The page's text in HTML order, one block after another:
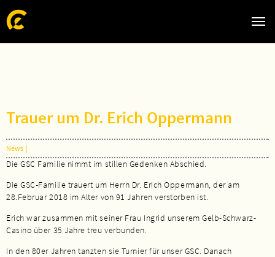
Zum Hauptinhalt springen
Skip to page footer
Trauer um Dr. Erich Oppermann
News |
Die GSC Familie nimmt im stillen Gedenken Abschied.
Die GSC-Familie trauert um Herrn Dr. Erich Oppermann, der am
28.Februar 2018 im Alter von 91 Jahren verstorben ist.
Erich war zusammen mit seiner Frau Ingrid unserem Gelb-Schwarz-
Casino über 35 Jahre treu verbunden.
In den 80er Jahren tanzten sie Turnier für unser GSC. Danach